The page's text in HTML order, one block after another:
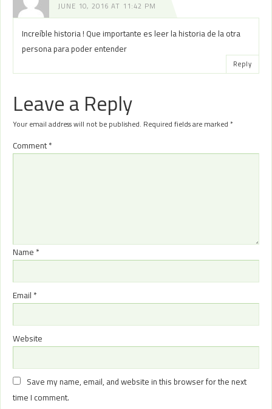
JUNE 10, 2016 AT 11:42 PM
Increíble historia ! Que importante es leer la historia de la otra
persona para poder entender
Reply
Leave a Reply
Your email address will not be published. Required fields are marked*
Comment*
Name *
Email *
Website
Save my name, email, and website in this browser for the next
time I comment.